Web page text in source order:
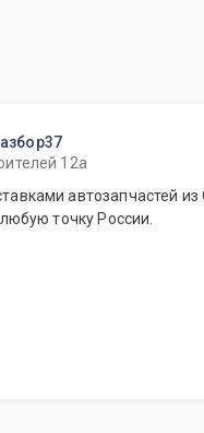
12а
автозапчастей
точку России.